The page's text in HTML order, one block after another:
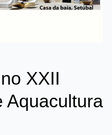
XXII
Aquacultura